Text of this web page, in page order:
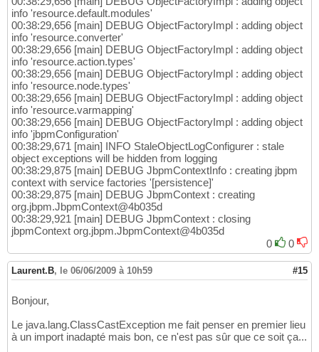
info 'resource.default.modules'
00:38:29,656 [main] DEBUG ObjectFactoryImpl : adding object
info 'resource.converter'
00:38:29,656 [main] DEBUG ObjectFactoryImpl : adding object
info 'resource.action.types'
00:38:29,656 [main] DEBUG ObjectFactoryImpl : adding object
info 'resource.node.types'
00:38:29,656 [main] DEBUG ObjectFactoryImpl : adding object
info 'resource.varmapping'
00:38:29,656 [main] DEBUG ObjectFactoryImpl : adding object
info 'jbpmConfiguration'
00:38:29,671 [main] INFO StaleObjectLogConfigurer : stale
object exceptions will be hidden from logging
00:38:29,875 [main] DEBUG JbpmContextInfo : creating jbpm
context with service factories '[persistence]'
00:38:29,875 [main] DEBUG JbpmContext : creating
org.jbpm.JbpmContext@4b035d
00:38:29,921 [main] DEBUG JbpmContext : closing
jbpmContext org.jbpm.JbpmContext@4b035d
0
0
Laurent.B, le 06/06/2009 à 10h59 #15
Bonjour,
Le java.lang.ClassCastException me fait penser en premier lieu
à un import inadapté mais bon, ce n'est pas sûr que ce soit ça...